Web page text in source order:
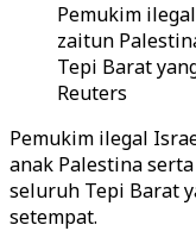
Pemukim
zaitun
Tepi Barat
Reuters
Pemukim ilegal
anak Palestina
seluruh Tepi Barat
setempat.